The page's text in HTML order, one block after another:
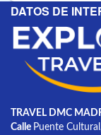
DATOS DE
TRAVEL DMC
Calle Puente